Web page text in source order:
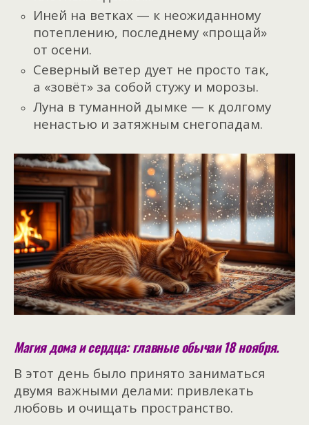
Иней на ветках — к неожиданному
потеплению, последнему «прощай»
от осени.
Северный ветер дует не просто так,
а «зовёт» за собой стужу и морозы.
Луна в туманной дымке — к долгому
ненастью и затяжным снегопадам.
Магия дома и сердца: главные обычаи 18 ноября.
В этот день было принято заниматься
двумя важными делами: привлекать
любовь и очищать пространство.